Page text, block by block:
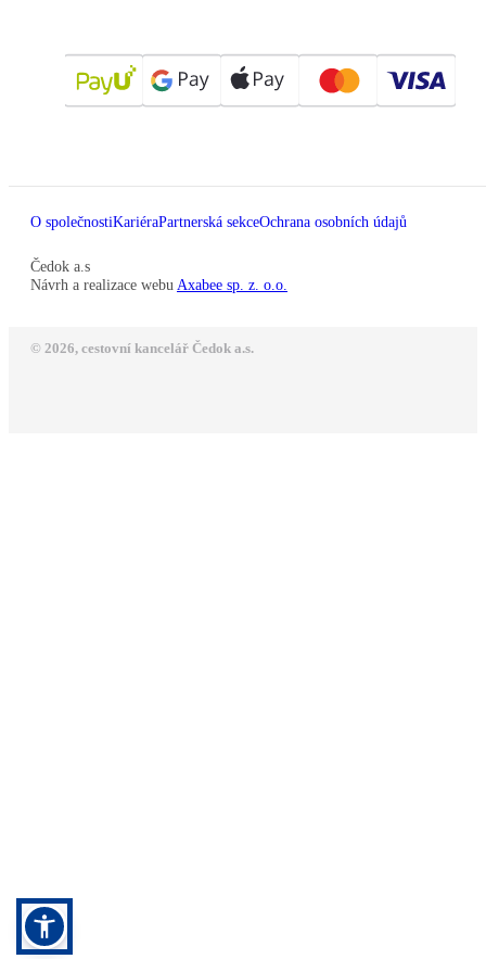
O společnostiKariéraPartnerská sekceOchrana osobních údajů
Čedok a.s
Návrh a realizace webu Axabee sp. z. o.o.
© 2026, cestovní kancelář Čedok a.s.